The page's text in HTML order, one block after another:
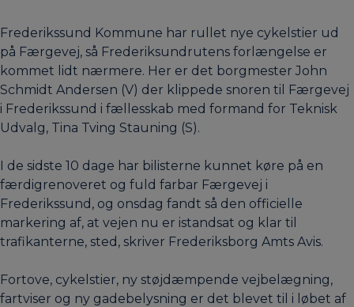
Frederikssund Kommune har rullet nye cykelstier ud
på Færgevej, så Frederiksundrutens forlængelse er
kommet lidt nærmere. Her er det borgmester John
Schmidt Andersen (V) der klippede snoren til Færgevej
i Frederikssund i fællesskab med formand for Teknisk
Udvalg, Tina Tving Stauning (S).
I de sidste 10 dage har bilisterne kunnet køre på en
færdigrenoveret og fuld farbar Færgevej i
Frederikssund, og onsdag fandt så den officielle
markering af, at vejen nu er istandsat og klar til
trafikanterne, sted, skriver Frederiksborg Amts Avis.
Fortove, cykelstier, ny støjdæmpende vejbelægning,
fartviser og ny gadebelysning er det blevet til i løbet af